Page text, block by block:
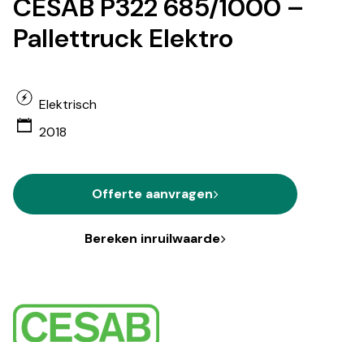
CESAB P322 685/1000 –
Pallettruck Elektro
Elektrisch
2018
Offerte aanvragen
Bereken inruilwaarde